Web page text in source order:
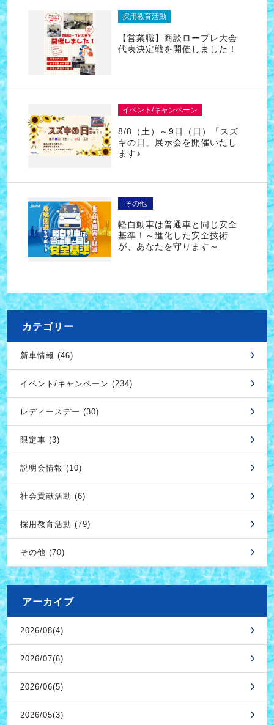
採用教育活動
【営業職】商談ロープレ大会
代表決定戦を開催しました！
イベント/キャンペーン
8/8（土）～9日（日）「スズ
キの日」展示会を開催いたし
ます♪
その他
軽自動車は普通車と同じ安全
基準！～進化した安全技術
が、あなたを守ります～
カテゴリー
新車情報 (46)
イベント/キャンペーン (234)
レディースデー (30)
限定車 (3)
説明会情報 (10)
社会貢献活動 (6)
採用教育活動 (79)
その他 (70)
アーカイブ
2026/08(4)
2026/07(6)
2026/06(5)
2026/05(3)